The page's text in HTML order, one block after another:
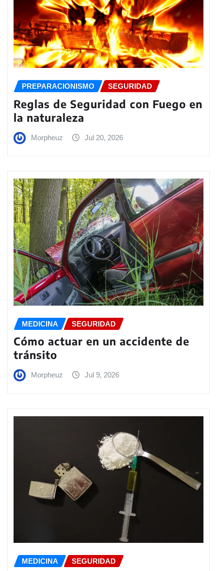
PREPARACIONISMO SEGURIDAD
Reglas de Seguridad con Fuego en
la naturaleza
Morpheuz Jul 20, 2026
MEDICINA SEGURIDAD
Cómo actuar en un accidente de
tránsito
Morpheuz Jul 9, 2026
MEDICINA SEGURIDAD